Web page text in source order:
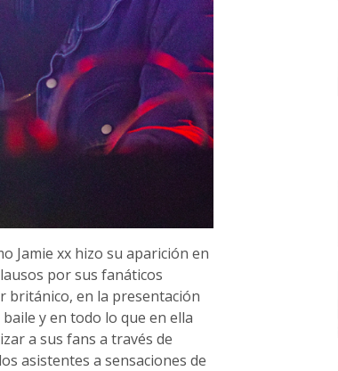
Jamie xx hizo su aparición en
por sus fanáticos
británico, en la presentación
y en todo lo que en ella
a sus fans a través de
asistentes a sensaciones de